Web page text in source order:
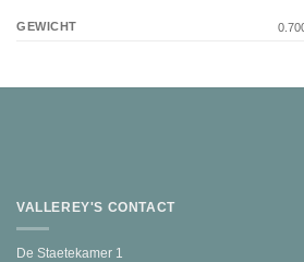
GEWICHT
VALLEREY'S CONTACT
De Staetekamer 1